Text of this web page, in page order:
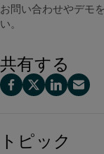
お問い合わせやデモ
い。
共有する
トピック